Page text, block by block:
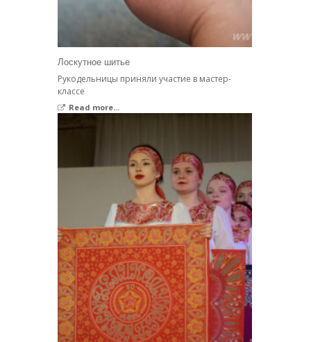
Лоскутное шитье
Рукодельницы приняли участие в мастер-
классе
Read more...